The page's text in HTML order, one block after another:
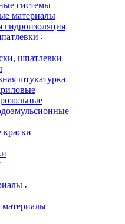
системы
материалы
гидроизоляция
шпатлевки
штукатурка